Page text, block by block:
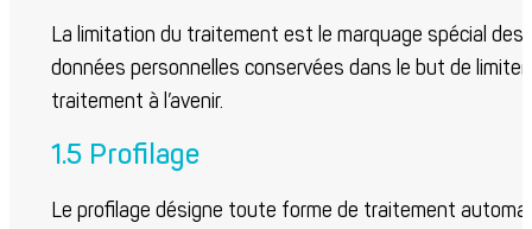
La limitation du traitement est le marquage spécial des
données personnelles conservées dans le but de limiter
traitement à l’avenir.
1.5 Profilage
Le profilage désigne toute forme de traitement